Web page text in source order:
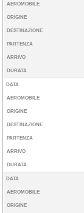
AEROMOBILE
ORIGINE
DESTINAZIONE
PARTENZA
ARRIVO
DURATA
DATA
AEROMOBILE
ORIGINE
DESTINAZIONE
PARTENZA
ARRIVO
DURATA
DATA
AEROMOBILE
ORIGINE